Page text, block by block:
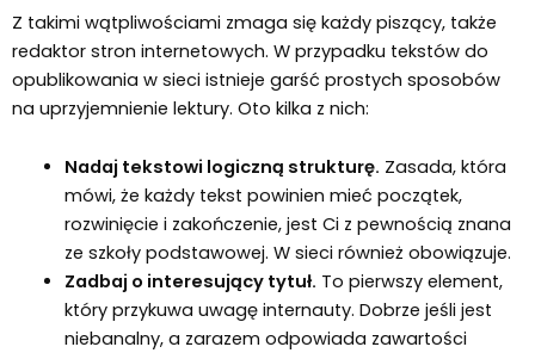
Z takimi wątpliwościami zmaga się każdy piszący, także
redaktor stron internetowych. W przypadku tekstów do
opublikowania w sieci istnieje garść prostych sposobów
na uprzyjemnienie lektury. Oto kilka z nich:
Nadaj tekstowi logiczną strukturę. Zasada, która
mówi, że każdy tekst powinien mieć początek,
rozwinięcie i zakończenie, jest Ci z pewnością znana
ze szkoły podstawowej. W sieci również obowiązuje.
Zadbaj o interesujący tytuł. To pierwszy element,
który przykuwa uwagę internauty. Dobrze jeśli jest
niebanalny, a zarazem odpowiada zawartości